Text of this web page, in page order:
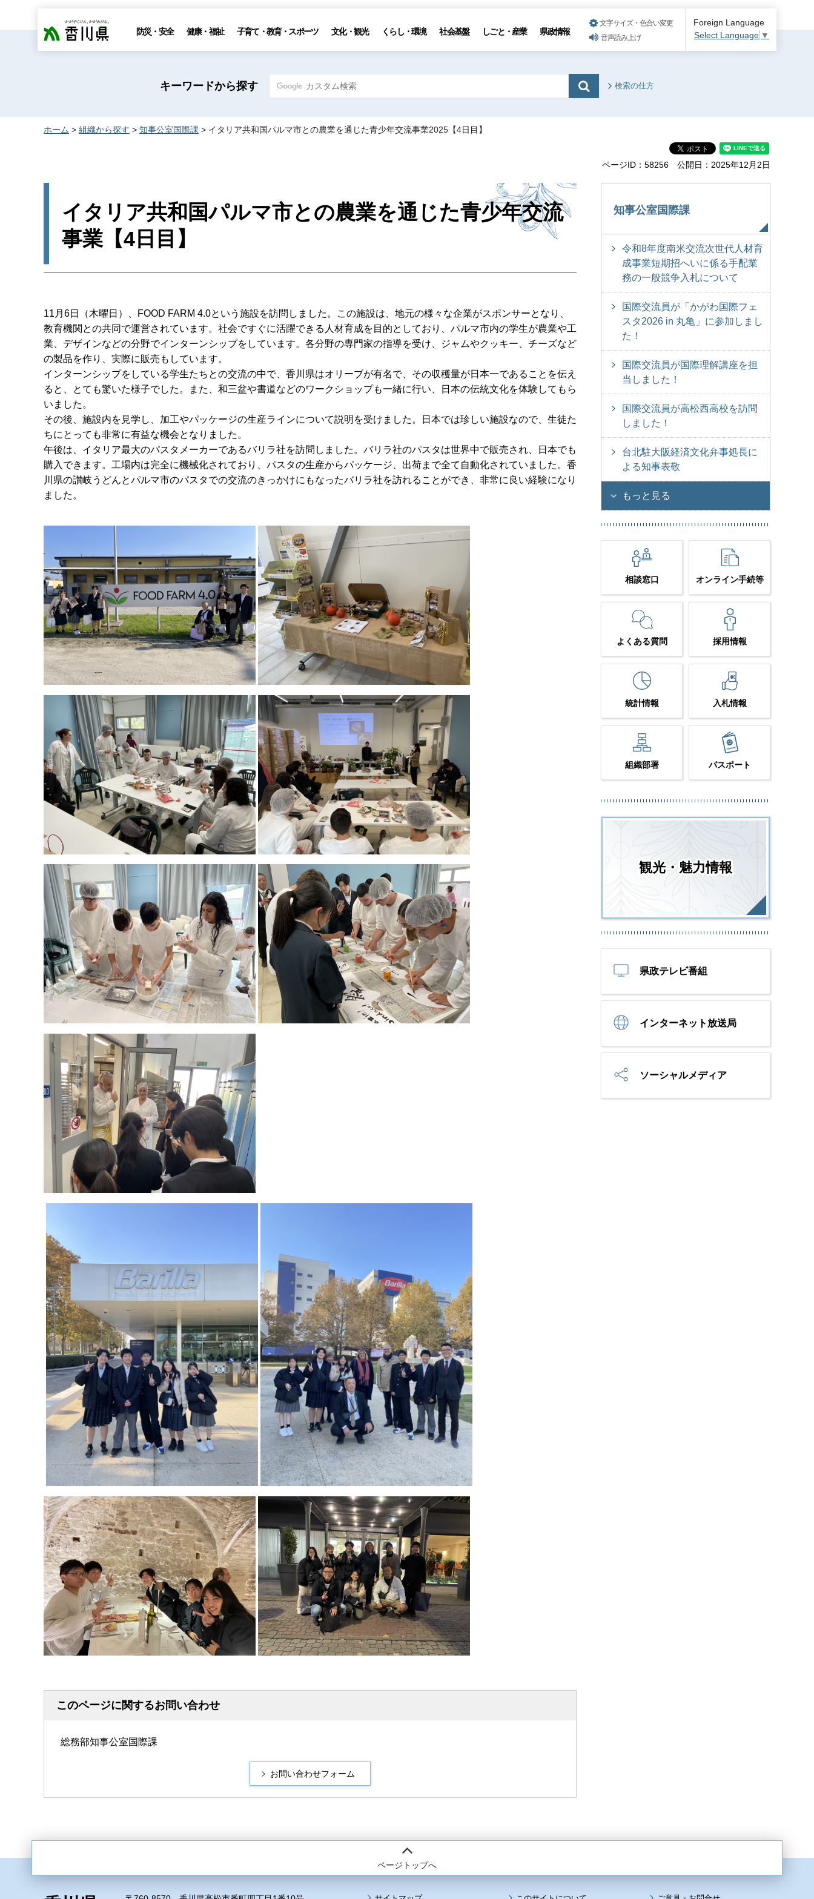
香川県 防災・安全 健康・福祉 子育て・教育・スポーツ 文化・観光 くらし・環境 社会基盤 しごと・産業 県政情報
文字サイズ・色合い変更
音声読み上げ
Foreign Language
Select Language ▼
キーワードから探す 検索の仕方
ホーム > 組織から探す > 知事公室国際課 > イタリア共和国パルマ市との農業を通じた青少年交流事業2025【4日目】
ページID：58256 公開日：2025年12月2日
イタリア共和国パルマ市との農業を通じた青少年交流
事業【4日目】
11月6日（木曜日）、FOOD FARM 4.0という施設を訪問しました。この施設は、地元の様々な企業がスポンサーとなり、
教育機関との共同で運営されています。社会ですぐに活躍できる人材育成を目的としており、パルマ市内の学生が農業や工
業、デザインなどの分野でインターンシップをしています。各分野の専門家の指導を受け、ジャムやクッキー、チーズなど
の製品を作り、実際に販売もしています。
インターンシップをしている学生たちとの交流の中で、香川県はオリーブが有名で、その収穫量が日本一であることを伝え
ると、とても驚いた様子でした。また、和三盆や書道などのワークショップも一緒に行い、日本の伝統文化を体験してもら
いました。
その後、施設内を見学し、加工やパッケージの生産ラインについて説明を受けました。日本では珍しい施設なので、生徒た
ちにとっても非常に有益な機会となりました。
午後は、イタリア最大のパスタメーカーであるバリラ社を訪問しました。バリラ社のパスタは世界中で販売され、日本でも
購入できます。工場内は完全に機械化されており、パスタの生産からパッケージ、出荷まで全て自動化されていました。香
川県の讃岐うどんとパルマ市のパスタでの交流のきっかけにもなったバリラ社を訪れることができ、非常に良い経験になり
ました。
このページに関するお問い合わせ
総務部知事公室国際課
知事公室国際課
令和8年度南米交流次世代人材育
成事業短期招へいに係る手配業
務の一般競争入札について
国際交流員が「かがわ国際フェ
スタ2026 in 丸亀」に参加しまし
た！
国際交流員が国際理解講座を担
当しました！
国際交流員が高松西高校を訪問
しました！
台北駐大阪経済文化弁事処長に
よる知事表敬
もっと見る
相談窓口 オンライン手続等
よくある質問 採用情報
統計情報 入札情報
組織部署 パスポート
観光・魅力情報
県政テレビ番組
インターネット放送局
ソーシャルメディア
ページトップへ